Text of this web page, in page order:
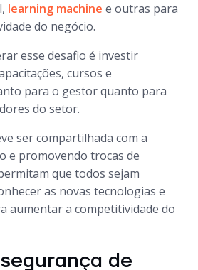
learning machine e outras para
do negócio.
esse desafio é investir
cursos e
para o gestor quanto para
do setor.
ser compartilhada com a
e promovendo trocas de
que todos sejam
as novas tecnologias e
aumentar a competitividade do
de